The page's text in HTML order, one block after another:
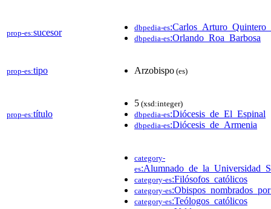
prop-es:sucesor dbpedia-es
dbpedia-es:Orlando_Roa_Barbosa
prop-es:tipo Arzobispo (es)
prop-es:título
5 (xsd:integer)
dbpedia-es:Diócesis_de_El_Espinal
dbpedia-es:Diócesis_de_Armenia
category-
es
category-es:Filósofos_católicos
category-es
category-es:Teólogos_católicos